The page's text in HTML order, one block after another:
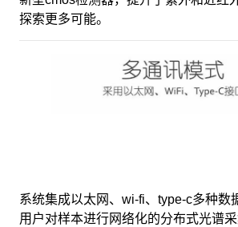
探索更多可能。
系统集成以太网、wi-fi、type-c多种数
用户对样本进行网络化的分布式光谱采